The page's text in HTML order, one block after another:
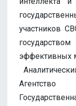
участников
эффективных
Агентство